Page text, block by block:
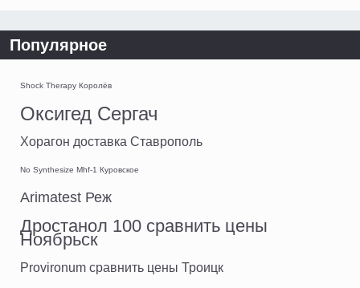
Популярное
Shock Therapy Королёв
Оксигед Сергач
Хорагон доставка Ставрополь
No Synthesize Mhf-1 Куровское
Arimatest Реж
Дростанол 100 сравнить цены
Ноябрьск
Provironum сравнить цены Троицк